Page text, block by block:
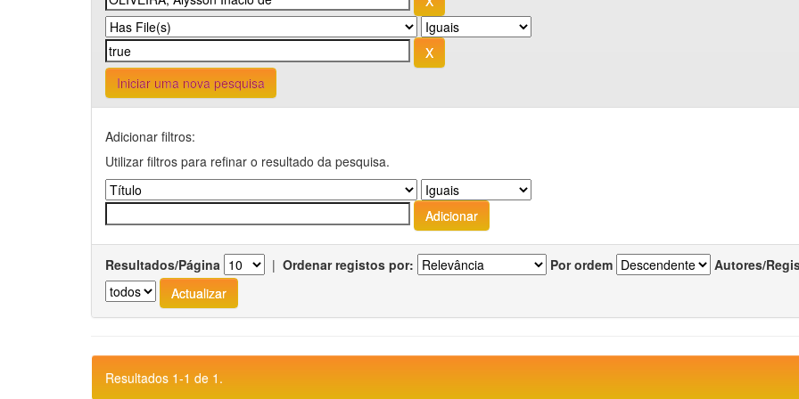
Iniciar uma nova pesquisa
Adicionar filtros:
Utilizar filtros para refinar o resultado da pesquisa.
Resultados/Página | Ordenar registos por: Por ordem Autores/
Resultados 1-1 de 1.